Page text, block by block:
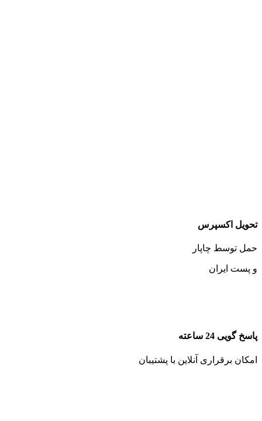
تحویل اکسپرس
حمل توسط چاپار
و پست ایران
پاسخ گویی 24 ساعته
امکان برقراری آنلاین با پشتیبان